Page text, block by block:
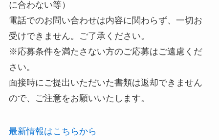
に合わない等）
電話でのお問い合わせは内容に関わらず、一切お
受けできません。ご了承ください。
※応募条件を満たさない方のご応募はご遠慮くだ
さい。
面接時にご提出いただいた書類は返却できません
ので、ご注意をお願いいたします。
最新情報はこちらから